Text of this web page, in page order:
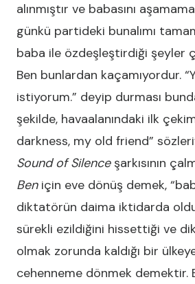
alınmıştır ve babasını
günkü partideki bunalımı
baba ile özdeşleştirdiği şeyler
Ben bunlardan kaçamıyordur.
istiyorum.” deyip durması
şekilde, havaalanındaki ilk
darkness, my old friend”
Sound of Silenceşarkısının
Ben için eve dönüş demek,
diktatörün daima iktidarda
sürekli ezildiğini hissettiği ve
olmak zorunda kaldığı bir
cehenneme dönmek demektir.